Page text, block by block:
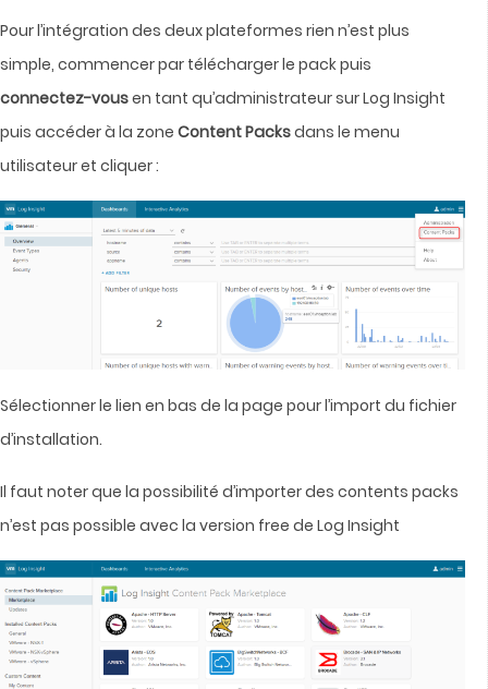
Pour l’intégration des deux plateformes rien n’est plus
simple, commencer par télécharger le pack puis
connectez-vousen tant qu’administrateur sur Log Insight
puis accéder à la zone Content Packsdans le menu
utilisateur et cliquer :
Sélectionner le lien en bas de la page pour l’import du fichier
d’installation.
Il faut noter que la possibilité d’importer des contents packs
n’est pas possible avec la version free de Log Insight